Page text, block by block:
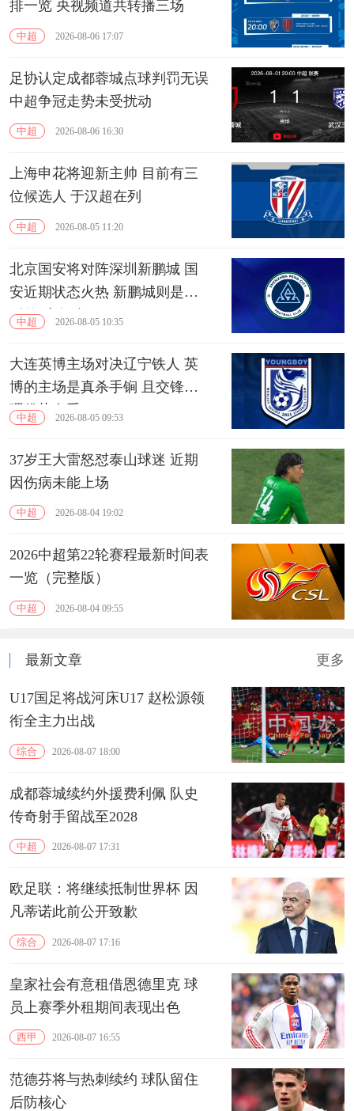
排一览 央视频道共转播三场
中超 2026-08-06 17:07
足协认定成都蓉城点球判罚无误
中超争冠走势未受扰动
中超 2026-08-06 16:30
上海申花将迎新主帅 目前有三
位候选人 于汉超在列
中超 2026-08-05 11:20
北京国安将对阵深圳新鹏城 国
安近期状态火热 新鹏城则是典
型的“客场虫”
中超 2026-08-05 10:35
大连英博主场对决辽宁铁人 英
博的主场是真杀手锏 且交锋心
理优势在手
中超 2026-08-05 09:53
37岁王大雷怒怼泰山球迷 近期
因伤病未能上场
中超 2026-08-04 19:02
2026中超第22轮赛程最新时间表
一览（完整版）
中超 2026-08-04 09:55
最新文章 更多
U17国足将战河床U17 赵松源领
衔全主力出战
综合 2026-08-07 18:00
成都蓉城续约外援费利佩 队史
传奇射手留战至2028
中超 2026-08-07 17:31
欧足联：将继续抵制世界杯 因
凡蒂诺此前公开致歉
综合 2026-08-07 17:16
皇家社会有意租借恩德里克 球
员上赛季外租期间表现出色
西甲 2026-08-07 16:55
范德芬将与热刺续约 球队留住
后防核心